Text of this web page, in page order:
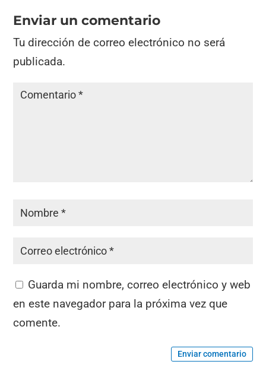
Enviar un comentario
Tu dirección de correo electrónico no será
publicada.
Guarda mi nombre, correo electrónico y web
en este navegador para la próxima vez que
comente.
Enviar comentario